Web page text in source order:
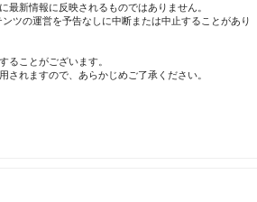
最新情報に反映されるものではありません。
ツの運営を予告なしに中断または中止することがあり
ることがございます。
されますので、あらかじめご了承ください。